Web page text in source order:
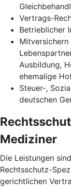
Vertrags-
Betrieblicher
Mitversichern
Ausbildung,
ehemalige
Steuer-,
deutschen
Mediziner
Die Leistungen
Rechtsschutz-
gerichtlichen